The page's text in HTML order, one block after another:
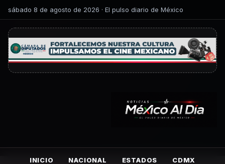
sábado 8 de agosto de 2026 · El pulso diario de México
INICIO NACIONAL ESTADOS CDMX